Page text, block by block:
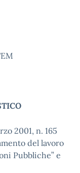
2001, n. 165
del lavoro
Pubbliche” e